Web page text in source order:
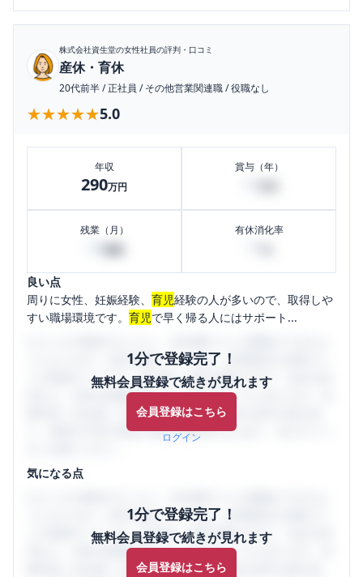
株式会社資生堂の女性社員の評判・口コミ
産休・育休
20代前半/正社員 /その他営業関連職/役職なし
★★★★★
★★★★★5.0
年収
290万円
賞与（年）
残業（月） 有休消化率
良い点
周りに女性、妊娠経験、 育児経験の人が多いので、取得しや
すい職場環境です。 育児で早く帰る人にはサポート...
1分で登録完了！
無料会員登録で続きが見れます
会員登録はこちら
ログイン
うになります。SHEHUB(シーハブ)は、女性限定の企業口コ
ミの投稿サイトです。給与面・女性の働きやすさ・会社の評
判など、女性の転職は気にすべき点がたくさんあります。先
輩社員（元社員）の口コミを通して、本当の会社の姿を知
り、将来の不安や現在の悩みを解消するために、ぜひサイト
気になる点
1分で登録完了！
無料会員登録で続きが見れます
会員登録はこちら
うになります。SHEHUB(シーハブ)は、女性限定の企業口コ
ミの投稿サイトです。給与面・女性の働きやすさ・会社の評
判など、女性の転職は気にすべき点がたくさんあります。先
輩社員（元社員）の口コミを通して、本当の会社の姿を知